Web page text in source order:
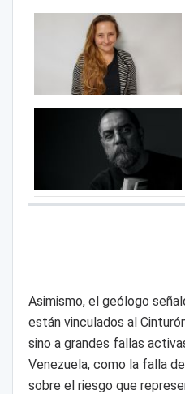
Asimismo, el geólogo
están vinculados al
sino a grandes fallas
Venezuela, como la falla
sobre el riesgo que